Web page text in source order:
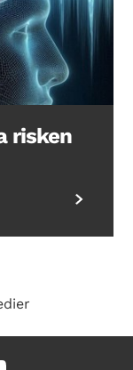
risken